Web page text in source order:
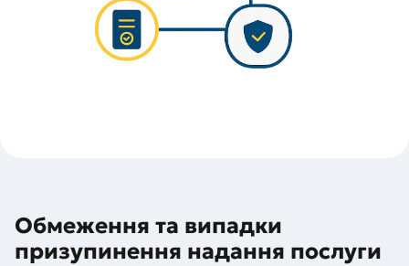
Обмеження та випадки
призупинення надання послуги